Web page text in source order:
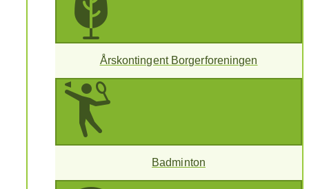
Årskontingent Borgerforeningen
Badminton